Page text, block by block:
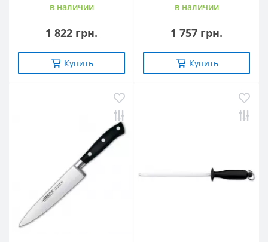
в наличии
1 822 грн.
Купить
в наличии
1 757 грн.
Купить